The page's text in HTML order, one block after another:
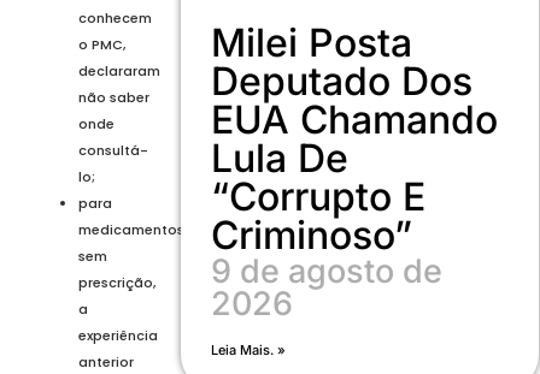
conhecem
o PMC,
declararam
não saber
onde
consultá-
lo;
para
medicamentos
sem
prescrição,
a
experiência
anterior
Milei Posta
Deputado Dos
EUA Chamando
Lula De
“corrupto E
Criminoso”
9 de agosto de
2026
Leia Mais. »